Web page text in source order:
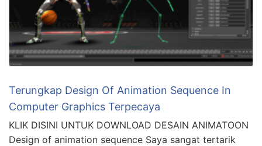
Terungkap Design Of Animation Sequence In
Computer Graphics Terpecaya
KLIK DISINI UNTUK DOWNLOAD DESAIN ANIMATOON
Design of animation sequence Saya sangat tertarik